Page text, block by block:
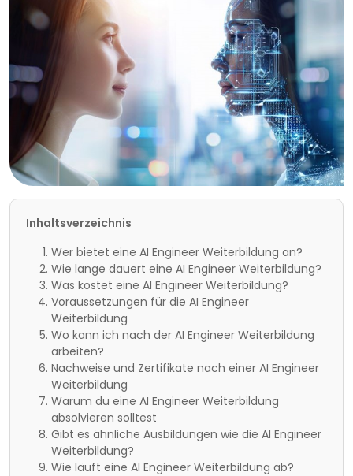
Inhaltsverzeichnis
Wer bietet eine AI Engineer Weiterbildung an?
Wie lange dauert eine AI Engineer Weiterbildung?
Was kostet eine AI Engineer Weiterbildung?
Voraussetzungen für die AI Engineer
Weiterbildung
Wo kann ich nach der AI Engineer Weiterbildung
arbeiten?
Nachweise und Zertifikate nach einer AI Engineer
Weiterbildung
Warum du eine AI Engineer Weiterbildung
absolvieren solltest
Gibt es ähnliche Ausbildungen wie die AI Engineer
Weiterbildung?
Wie läuft eine AI Engineer Weiterbildung ab?